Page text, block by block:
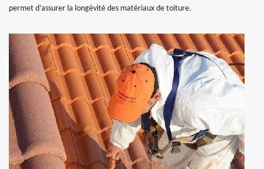
permet d’assurer la longévité des matériaux de toiture.